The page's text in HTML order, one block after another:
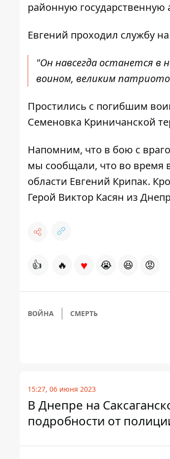
районную
Евгений проходил службу
"Он навсегда останется
воином, великим
Простились с погибшим
Семеновка Криничанской
Напомним, что в бою с
мы сообщали, что во время
области Евгений Крипак.
Герой Виктор Касян из
👍 🔥 ♥ 😭 😆 😡
ВОЙНА СМЕРТЬ
15:27, 06 июня 2023
В Днепре на
подробности от